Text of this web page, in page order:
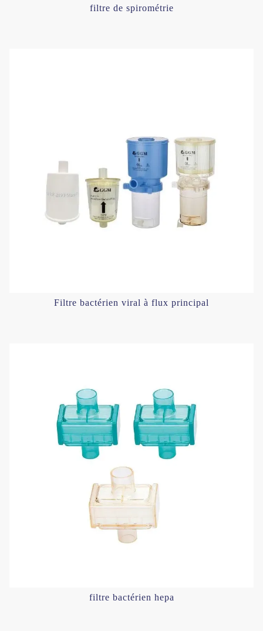
filtre de spirométrie
Filtre bactérien viral à flux principal
filtre bactérien hepa